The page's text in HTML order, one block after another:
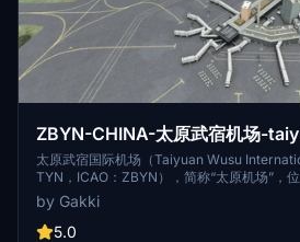
ZBYN-CHINA-太原武宿机场-
太原武宿国际机场（Taiyuan Wusu
TYN，ICAO：ZBYN），简称“太原机场”，
区（主体）与晋中市榆次区交界处，距太原
4.6公里，为4E级民用机场，是区域枢纽机场
。 截至2017年11月，太原武宿国际机场有航
by Gakki
5.0